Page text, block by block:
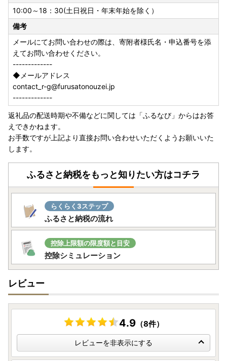
10:00～18：30(土日祝日・年末年始を除く）
備考
メールにてお問い合わせの際は、寄附者様氏名・申込番号を添
えてお問い合わせください。
-------------
◆メールアドレス
contact_r-g@furusatonouzei.jp
-------------
返礼品の配送時期や不備などに関しては「ふるなび」からはお答
えできかねます。
お手数ですが上記より直接お問い合わせいただくようお願いいた
します。
ふるさと納税をもっと知りたい方はコチラ
らくらく3ステップ
ふるさと納税の流れ
控除上限額の限度額と目安
控除シミュレーション
レビュー
4.9（8件）
レビューを非表示にする